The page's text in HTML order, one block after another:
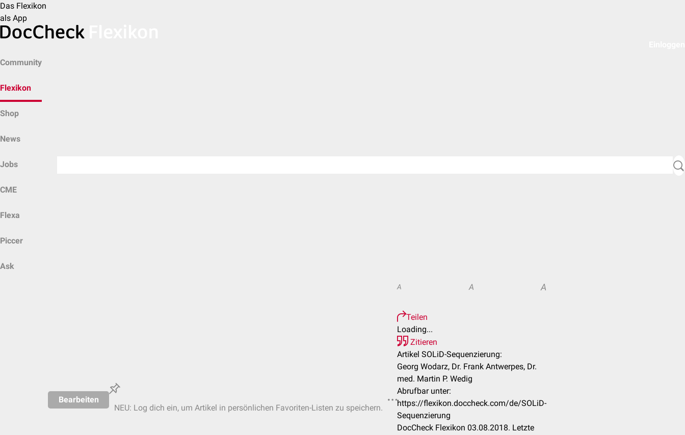
Das Flexikon
als App
Community
Flexikon
Shop
News
Jobs
CME
Flexa
Piccer
Ask
Bearbeiten
NEU: Log dich ein, um Artikel in persönlichen Favoriten-Listen zu speichern.
A A A
Teilen
Loading...
Zitieren
Artikel SOLiD-Sequenzierung:
Georg Wodarz, Dr. Frank Antwerpes, Dr.
med. Martin P. Wedig
Abrufbar unter:
https://flexikon.doccheck.com/de/SOLiD-
Sequenzierung
DocCheck Flexikon 03.08.2018. Letzte